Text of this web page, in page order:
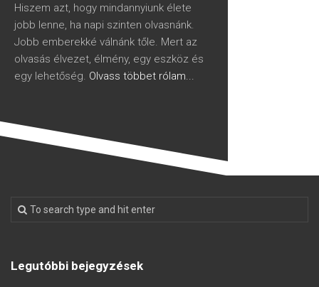
Hiszem azt, hogy mindannyiunk élete
jobb lenne, ha napi szinten olvasnánk.
Jobb emberekké válnánk tőle. Mert az
olvasás élvezet, élmény, egy eszköz és
egy lehetőség. Olvass többet rólam...
Legutóbbi bejegyzések